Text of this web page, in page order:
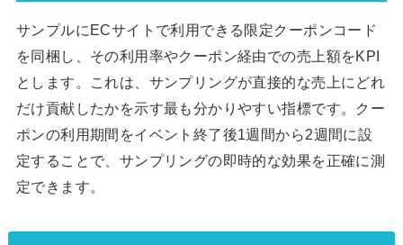
サンプルにECサイトで利用できる限定クーポンコード
を同梱し、その利用率やクーポン経由での売上額をKPI
とします。これは、サンプリングが直接的な売上にどれ
だけ貢献したかを示す最も分かりやすい指標です。クー
ポンの利用期間をイベント終了後1週間から2週間に設
定することで、サンプリングの即時的な効果を正確に測
定できます。